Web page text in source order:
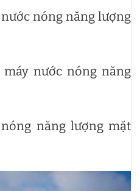
nóng năng lượng
nước nóng năng
năng lượng mặt